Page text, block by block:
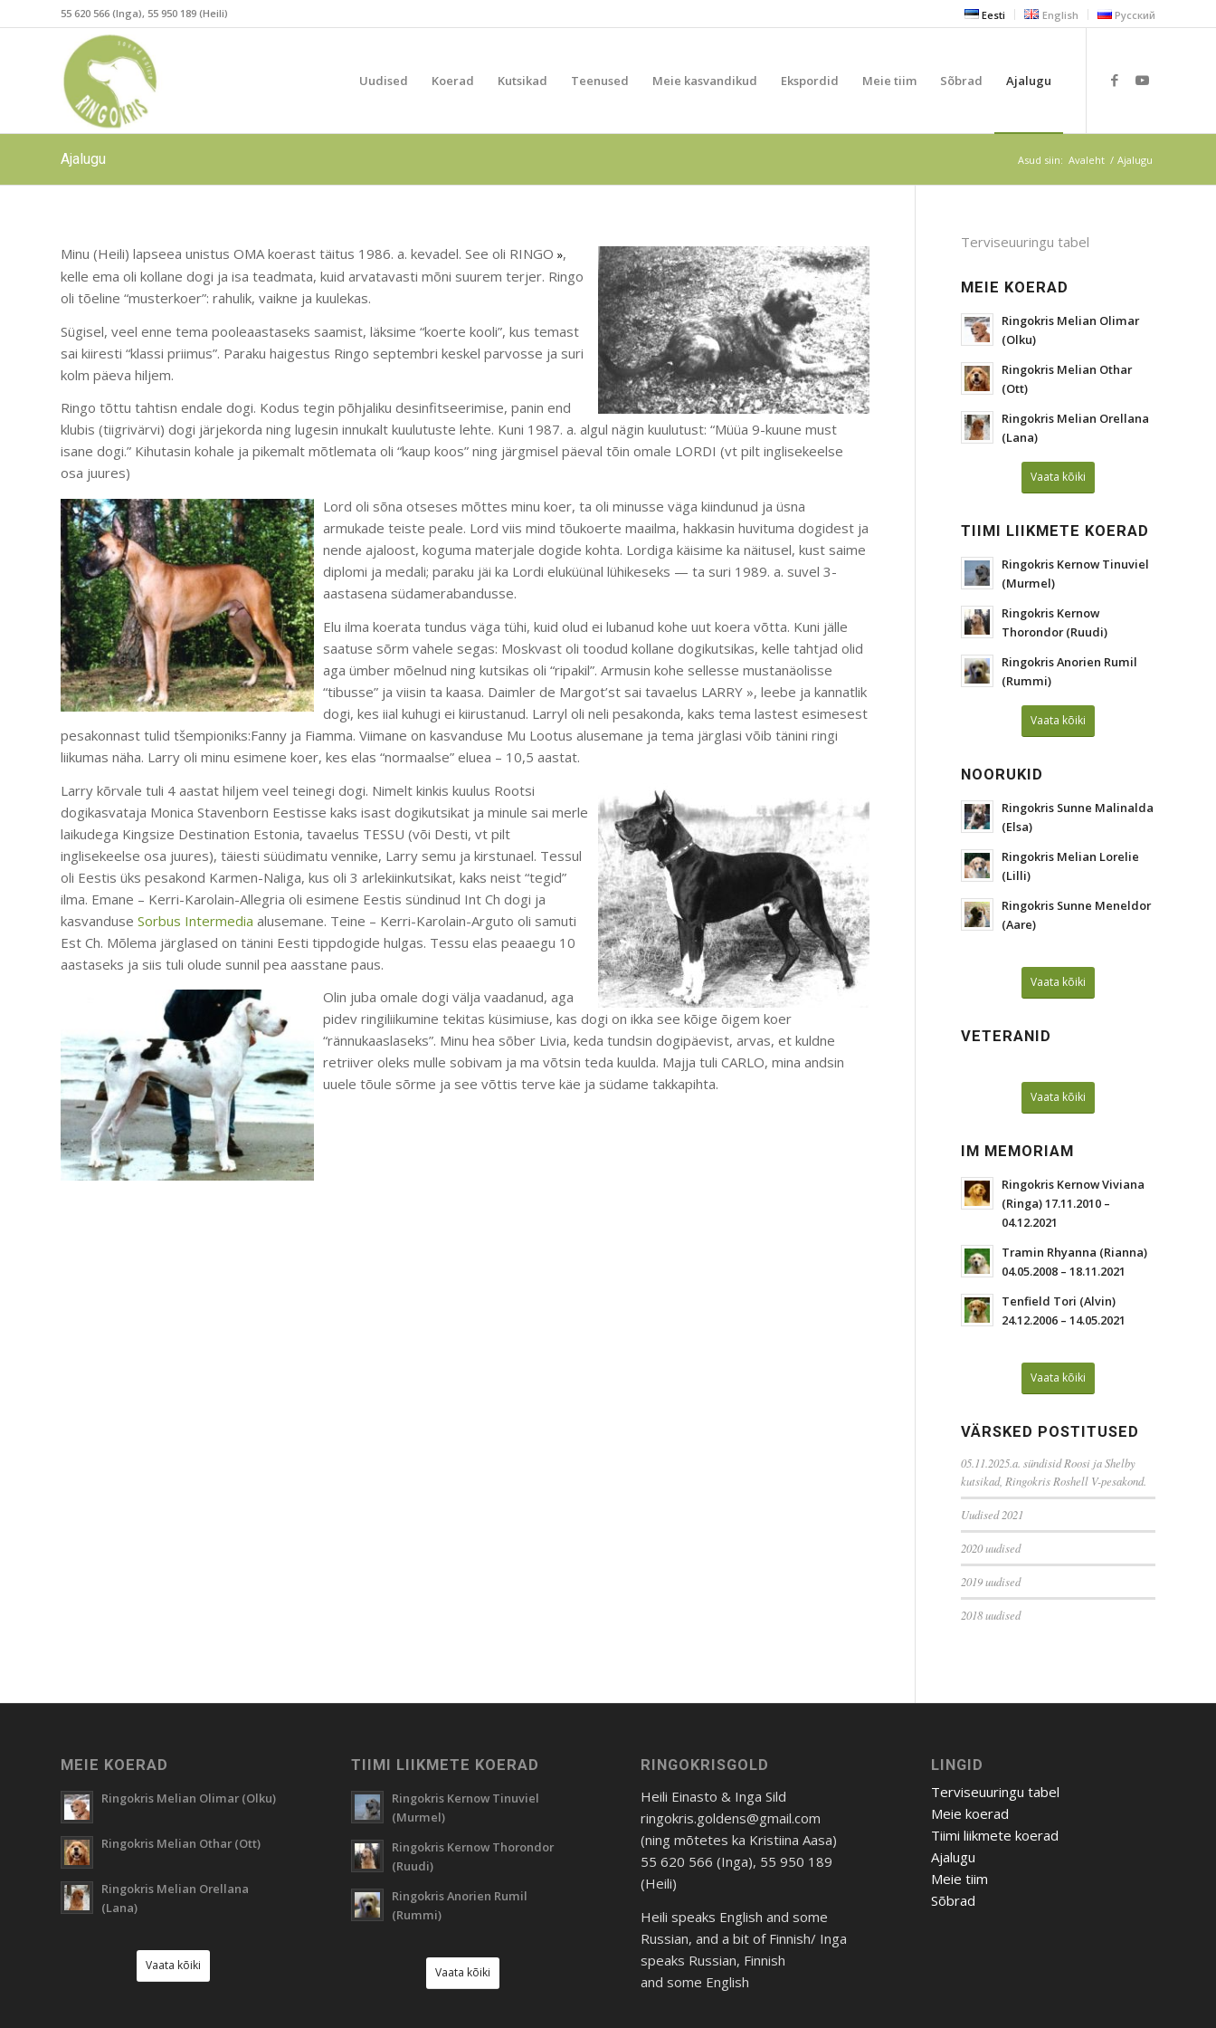
Eesti English Русский
55 620 566 (Inga), 55 950 189 (Heili)
Uudised Koerad Kutsikad Teenused Meie kasvandikud Ekspordid Meie tiim Sõbrad Ajalugu
Ajalugu Asud siin: Avaleht / Ajalugu
Minu (Heili) lapseea unistus OMA koerast täitus 1986. a. kevadel. See oli RINGO »,
kelle ema oli kollane dogi ja isa teadmata, kuid arvatavasti mõni suurem terjer. Ringo
oli tõeline “musterkoer”: rahulik, vaikne ja kuulekas.
Sügisel, veel enne tema pooleaastaseks saamist, läksime “koerte kooli”, kus temast
sai kiiresti “klassi priimus”. Paraku haigestus Ringo septembri keskel parvosse ja suri
kolm päeva hiljem.
Ringo tõttu tahtisn endale dogi. Kodus tegin põhjaliku desinfitseerimise, panin end
klubis (tiigrivärvi) dogi järjekorda ning lugesin innukalt kuulutuste lehte. Kuni 1987. a. algul nägin kuulutust: “Müüa 9-kuune must
isane dogi.” Kihutasin kohale ja pikemalt mõtlemata oli “kaup koos” ning järgmisel päeval tõin omale LORDI (vt pilt inglisekeelse
osa juures)
Lord oli sõna otseses mõttes minu koer, ta oli minusse väga kiindunud ja üsna
armukade teiste peale. Lord viis mind tõukoerte maailma, hakkasin huvituma dogidest ja
nende ajaloost, koguma materjale dogide kohta. Lordiga käisime ka näitusel, kust saime
diplomi ja medali; paraku jäi ka Lordi eluküünal lühikeseks — ta suri 1989. a. suvel 3-
aastasena südamerabandusse.
Elu ilma koerata tundus väga tühi, kuid olud ei lubanud kohe uut koera võtta. Kuni jälle
saatuse sõrm vahele segas: Moskvast oli toodud kollane dogikutsikas, kelle tahtjad olid
aga ümber mõelnud ning kutsikas oli “ripakil”. Armusin kohe sellesse mustanäolisse
“tibusse” ja viisin ta kaasa. Daimler de Margot’st sai tavaelus LARRY », leebe ja kannatlik
dogi, kes iial kuhugi ei kiirustanud. Larryl oli neli pesakonda, kaks tema lastest esimesest
pesakonnast tulid tšempioniks:Fanny ja Fiamma. Viimane on kasvanduse Mu Lootus alusemane ja tema järglasi võib tänini ringi
liikumas näha. Larry oli minu esimene koer, kes elas “normaalse” eluea – 10,5 aastat.
Larry kõrvale tuli 4 aastat hiljem veel teinegi dogi. Nimelt kinkis kuulus Rootsi
dogikasvataja Monica Stavenborn Eestisse kaks isast dogikutsikat ja minule sai merle
laikudega Kingsize Destination Estonia, tavaelus TESSU (või Desti, vt pilt
inglisekeelse osa juures), täiesti süüdimatu vennike, Larry semu ja kirstunael. Tessul
oli Eestis üks pesakond Karmen-Naliga, kus oli 3 arlekiinkutsikat, kaks neist “tegid”
ilma. Emane – Kerri-Karolain-Allegria oli esimene Eestis sündinud Int Ch dogi ja
kasvanduse Sorbus Intermedia alusemane. Teine – Kerri-Karolain-Arguto oli samuti
Est Ch. Mõlema järglased on tänini Eesti tippdogide hulgas. Tessu elas peaaegu 10
aastaseks ja siis tuli olude sunnil pea aasstane paus.
Olin juba omale dogi välja vaadanud, aga
pidev ringiliikumine tekitas küsimiuse, kas dogi on ikka see kõige õigem koer
“rännukaaslaseks”. Minu hea sõber Livia, keda tundsin dogipäevist, arvas, et kuldne
retriiver oleks mulle sobivam ja ma võtsin teda kuulda. Majja tuli CARLO, mina andsin
uuele tõule sõrme ja see võttis terve käe ja südame takkapihta.
Terviseuuringu tabel
MEIE KOERAD
Ringokris Melian Olimar
(Olku)
Ringokris Melian Othar
(Ott)
Ringokris Melian Orellana
(Lana)
Vaata kõiki
TIIMI LIIKMETE KOERAD
Ringokris Kernow Tinuviel
(Murmel)
Ringokris Kernow
Thorondor (Ruudi)
Ringokris Anorien Rumil
(Rummi)
Vaata kõiki
NOORUKID
Ringokris Sunne Malinalda
(Elsa)
Ringokris Melian Lorelie
(Lilli)
Ringokris Sunne Meneldor
(Aare)
Vaata kõiki
VETERANID
Vaata kõiki
IM MEMORIAM
Ringokris Kernow Viviana
(Ringa) 17.11.2010 –
04.12.2021
Tramin Rhyanna (Rianna)
04.05.2008 – 18.11.2021
Tenfield Tori (Alvin)
24.12.2006 – 14.05.2021
Vaata kõiki
VÄRSKED POSTITUSED
05.11.2025.a. sündisid Roosi ja Shelby
kutsikad, Ringokris Roshell V-pesakond.
Uudised 2021
2020 uudised
2019 uudised
2018 uudised
MEIE KOERAD
Ringokris Melian Olimar (Olku)
Ringokris Melian Othar (Ott)
Ringokris Melian Orellana
(Lana)
Vaata kõiki
TIIMI LIIKMETE KOERAD
Ringokris Kernow Tinuviel
(Murmel)
Ringokris Kernow Thorondor
(Ruudi)
Ringokris Anorien Rumil
(Rummi)
Vaata kõiki
RINGOKRISGOLD
Heili Einasto & Inga Sild
ringokris.goldens@gmail.com
(ning mõtetes ka Kristiina Aasa)
55 620 566 (Inga), 55 950 189
(Heili)
Heili speaks English and some
Russian, and a bit of Finnish/ Inga
speaks Russian, Finnish
and some English
LINGID
Terviseuuringu tabel
Meie koerad
Tiimi liikmete koerad
Ajalugu
Meie tiim
Sõbrad